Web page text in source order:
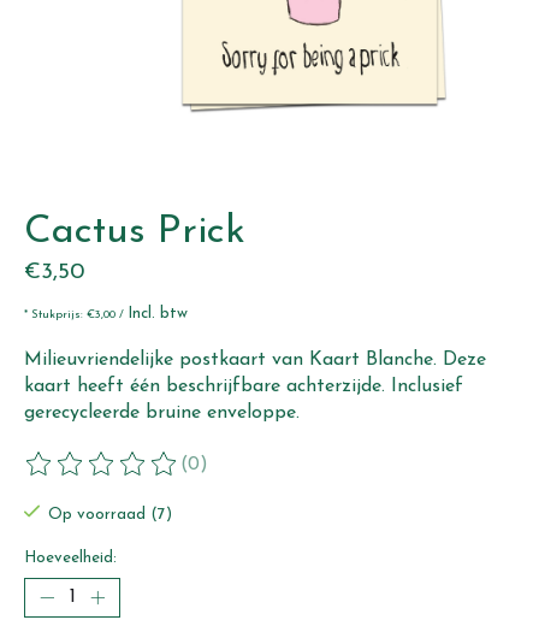
Cactus Prick
€3,50
* Stukprijs: €3,00 / Incl. btw
Milieuvriendelijke postkaart van Kaart Blanche. Deze
kaart heeft één beschrijfbare achterzijde. Inclusief
gerecycleerde bruine enveloppe.
De beoordeling van dit product is
(0)
Op voorraad (7)
Hoeveelheid: